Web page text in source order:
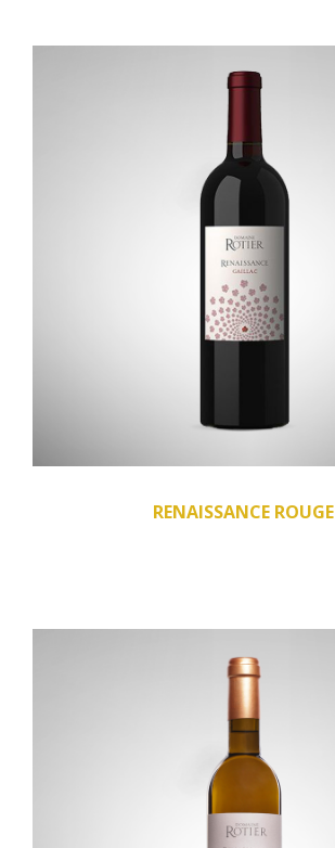
RENAISSANCE ROUGE